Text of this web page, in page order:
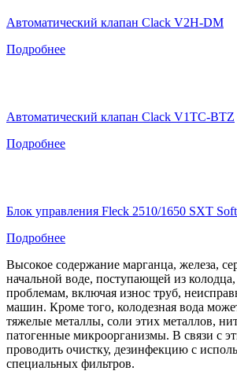
Автоматический клапан Clack V2H-DM
Подробнее
Автоматический клапан Clack V1TC-BTZ
Подробнее
Блок управления Fleck 2510/1650 SXT
Подробнее
Высокое содержание марганца, железа,
начальной воде, поступающей из
проблемам, включая износ труб,
машин. Кроме того, колодезная вода
тяжелые металлы, соли этих металлов,
патогенные микроорганизмы. В связи с
проводить очистку, дезинфекцию с
специальных фильтров.